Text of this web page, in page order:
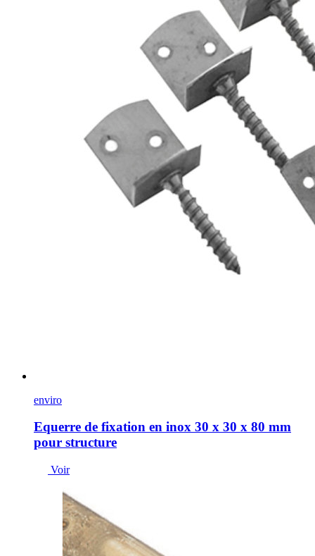
enviro
Equerre de fixation en inox 30 x 30 x 80 mm
pour structure
Voir